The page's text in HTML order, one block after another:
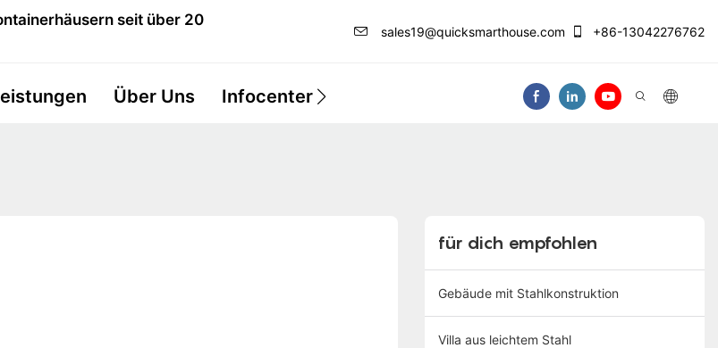
seit über 20
sales19@quicksmarthouse.com +86-13042276762
Über Uns Infocenter Video
für dich empfohlen
Gebäude mit Stahlkonstruktion
Villa aus leichtem Stahl